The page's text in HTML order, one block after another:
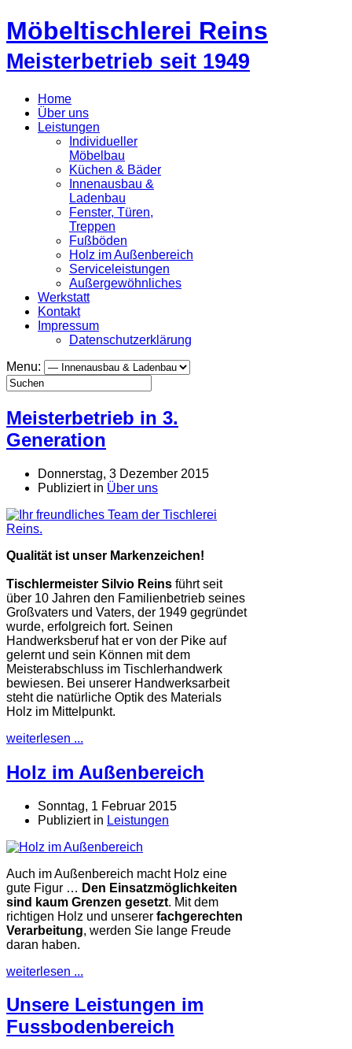
Möbeltischlerei Reins
Meisterbetrieb seit 1949
Home
Über uns
Leistungen
Individueller
Möbelbau
Küchen & Bäder
Innenausbau &
Ladenbau
Fenster, Türen,
Treppen
Fußböden
Holz im Außenbereich
Serviceleistungen
Außergewöhnliches
Werkstatt
Kontakt
Impressum
Datenschutzerklärung
Menu:
Meisterbetrieb in 3.
Generation
Donnerstag, 3 Dezember 2015
Publiziert in Über uns
Qualität ist unser Markenzeichen!
Tischlermeister Silvio Reins führt seit
über 10 Jahren den Familienbetrieb seines
Großvaters und Vaters, der 1949 gegründet
wurde, erfolgreich fort. Seinen
Handwerksberuf hat er von der Pike auf
gelernt und sein Können mit dem
Meisterabschluss im Tischlerhandwerk
bewiesen. Bei unserer Handwerksarbeit
steht die natürliche Optik des Materials
Holz im Mittelpunkt.
weiterlesen ...
Holz im Außenbereich
Sonntag, 1 Februar 2015
Publiziert in Leistungen
Auch im Außenbereich macht Holz eine
gute Figur … Den Einsatzmöglichkeiten
sind kaum Grenzen gesetzt. Mit dem
richtigen Holz und unserer fachgerechten
Verarbeitung, werden Sie lange Freude
daran haben.
weiterlesen ...
Unsere Leistungen im
Fussbodenbereich